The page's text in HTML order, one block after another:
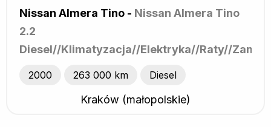
Nissan Almera Tino - Nissan Almera Tino
2.2
Diesel//Klimatyzacja//Elektryka//Raty//
2000 263 000 km Diesel
Kraków (małopolskie)